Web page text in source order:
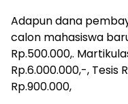
Adapun dana
calon mahasiswa
Rp.500.000,.
Rp.6.000.000,-, Tesis
Rp.900.000,